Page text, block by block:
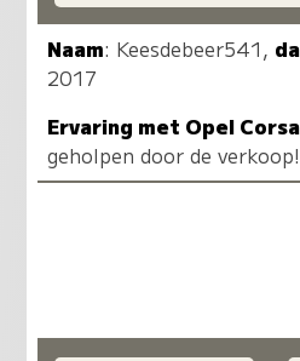
Naam: Keesdebeer541,
2017
Ervaring met Opel
geholpen door de